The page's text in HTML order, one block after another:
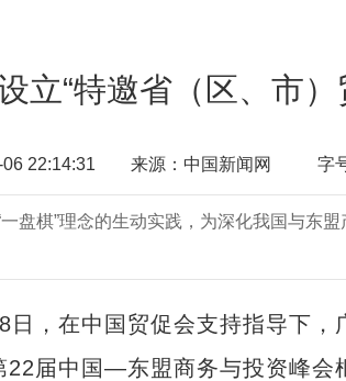
立“特邀省（区、市）
06 22:14:31 来源：中国新闻网 字
盘棋”理念的生动实践，为深化我国与东
在中国贸促会支持指导下，
届中国—东盟商务与投资峰会